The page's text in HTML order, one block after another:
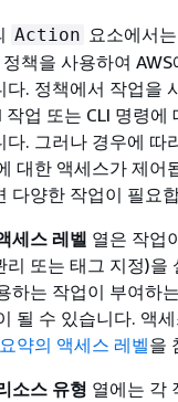
Action 요소에서
책을 사용하여
다. 정책에서 작업을
작업 또는 CLI 명령에
다. 그러나 경우에 따
대한 액세스가 제어
다양한 작업이 필요
세스 레벨 열은 작업
리 또는 태그 지정)을
하는 작업이 부여하
될 수 있습니다. 액
약의 액세스 레벨을
소스 유형 열에는 각